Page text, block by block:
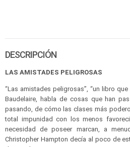
DESCRIPCIÓN
LAS AMISTADES PELIGROSAS
“Las amistades peligrosas”, “un libro
Baudelaire, habla de cosas que han
pasando, de cómo las clases más
total impunidad con los menos
necesidad de poseer marcan, a
Christopher Hampton decía al poco de